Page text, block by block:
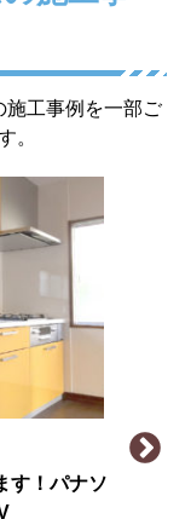
施工事例を一部ご
。
！生まれ変